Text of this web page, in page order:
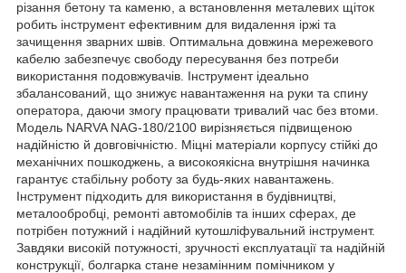
різання бетону та каменю, а встановлення металевих щіток
робить інструмент ефективним для видалення іржі та
зачищення зварних швів. Оптимальна довжина мережевого
кабелю забезпечує свободу пересування без потреби
використання подовжувачів. Інструмент ідеально
збалансований, що знижує навантаження на руки та спину
оператора, даючи змогу працювати тривалий час без втоми.
Модель NARVA NAG-180/2100 вирізняється підвищеною
надійністю й довговічністю. Міцні матеріали корпусу стійкі до
механічних пошкоджень, а високоякісна внутрішня начинка
гарантує стабільну роботу за будь-яких навантажень.
Інструмент підходить для використання в будівництві,
металообробці, ремонті автомобілів та інших сферах, де
потрібен потужний і надійний кутошліфувальний інструмент.
Завдяки високій потужності, зручності експлуатації та надійній
конструкції, болгарка стане незамінним помічником у